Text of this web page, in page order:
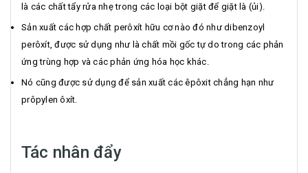
là các chất tẩy rửa nhẹ trong các loại bột giặt để giặt là (ủi).
Sản xuất các hợp chất perôxít hữu cơ nào đó như dibenzoyl
perôxít, được sử dụng như là chất mồi gốc tự do trong các phản
ứng trùng hợp và các phản ứng hóa học khác.
Nó cũng được sử dụng để sản xuất các êpôxit chẳng hạn như
prôpylen ôxít.
Tác nhân đẩy